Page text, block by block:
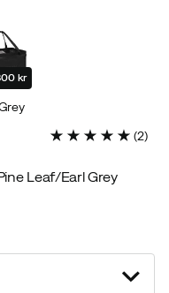
kr
(2)
Leaf/Earl Grey